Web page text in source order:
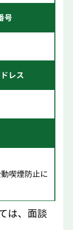
号
レス
喫煙防止に
は、面談